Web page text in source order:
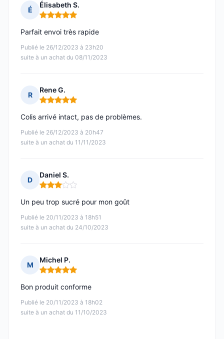
É
Élisabeth S.
Note : 5 sur 5
Publié le 26/12/2023 à 23h20
suite à un achat du 08/11/2023
Parfait envoi très rapide
R
Rene G.
Note : 5 sur 5
Publié le 26/12/2023 à 20h47
suite à un achat du 11/11/2023
Colis arrivé intact, pas de problèmes.
D
Daniel S.
Note : 3 sur 5
Publié le 20/11/2023 à 18h51
suite à un achat du 24/10/2023
Un peu trop sucré pour mon goût
M
Michel P.
Note : 5 sur 5
Publié le 20/11/2023 à 18h02
suite à un achat du 11/10/2023
Bon produit conforme